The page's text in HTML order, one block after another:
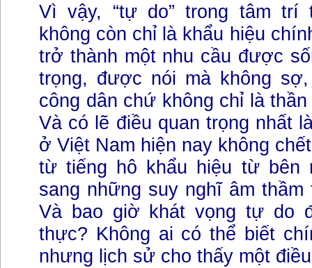
Vì vậy, “tự do” trong tâm trí
không còn chỉ là khẩu hiệu
trở thành một nhu cầu được
trọng, được nói mà không
công dân chứ không chỉ là
Và có lẽ điều quan trọng nhất
ở Việt Nam hiện nay không
từ tiếng hô khẩu hiệu từ bên
sang những suy nghĩ âm thầm
Và bao giờ khát vọng tự do
thực? Không ai có thể biết
nhưng lịch sử cho thấy một